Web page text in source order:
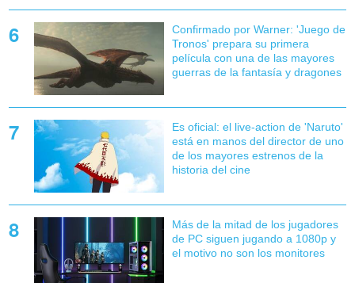
Confirmado por Warner: 'Juego de
Tronos' prepara su primera
película con una de las mayores
guerras de la fantasía y dragones
Es oficial: el live-action de 'Naruto'
está en manos del director de uno
de los mayores estrenos de la
historia del cine
Más de la mitad de los jugadores
de PC siguen jugando a 1080p y
el motivo no son los monitores